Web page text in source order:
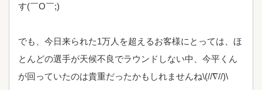
す(￣O￣;)
でも、今日来られた1万人を超えるお客様にとっては、ほ
とんどの選手が天候不良でラウンドしない中、今平くん
が回っていたのは貴重だったかもしれませんね\(//∇//)\